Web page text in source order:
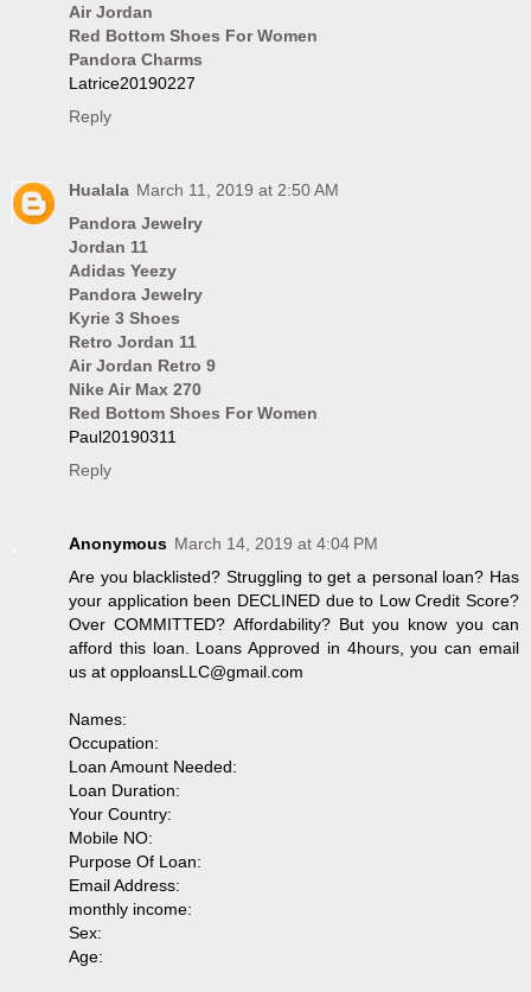
Air Jordan
Red Bottom Shoes For Women
Pandora Charms
Latrice20190227
Reply
Hualala March 11, 2019 at 2:50 AM
Pandora Jewelry
Jordan 11
Adidas Yeezy
Pandora Jewelry
Kyrie 3 Shoes
Retro Jordan 11
Air Jordan Retro 9
Nike Air Max 270
Red Bottom Shoes For Women
Paul20190311
Reply
Anonymous March 14, 2019 at 4:04 PM
Are you blacklisted? Struggling to get a personal loan? Has
your application been DECLINED due to Low Credit Score?
Over COMMITTED? Affordability? But you know you can
afford this loan. Loans Approved in 4hours, you can email
us at opploansLLC@gmail.com
Names:
Occupation:
Loan Amount Needed:
Loan Duration:
Your Country:
Mobile NO:
Purpose Of Loan:
Email Address:
monthly income:
Sex:
Age: